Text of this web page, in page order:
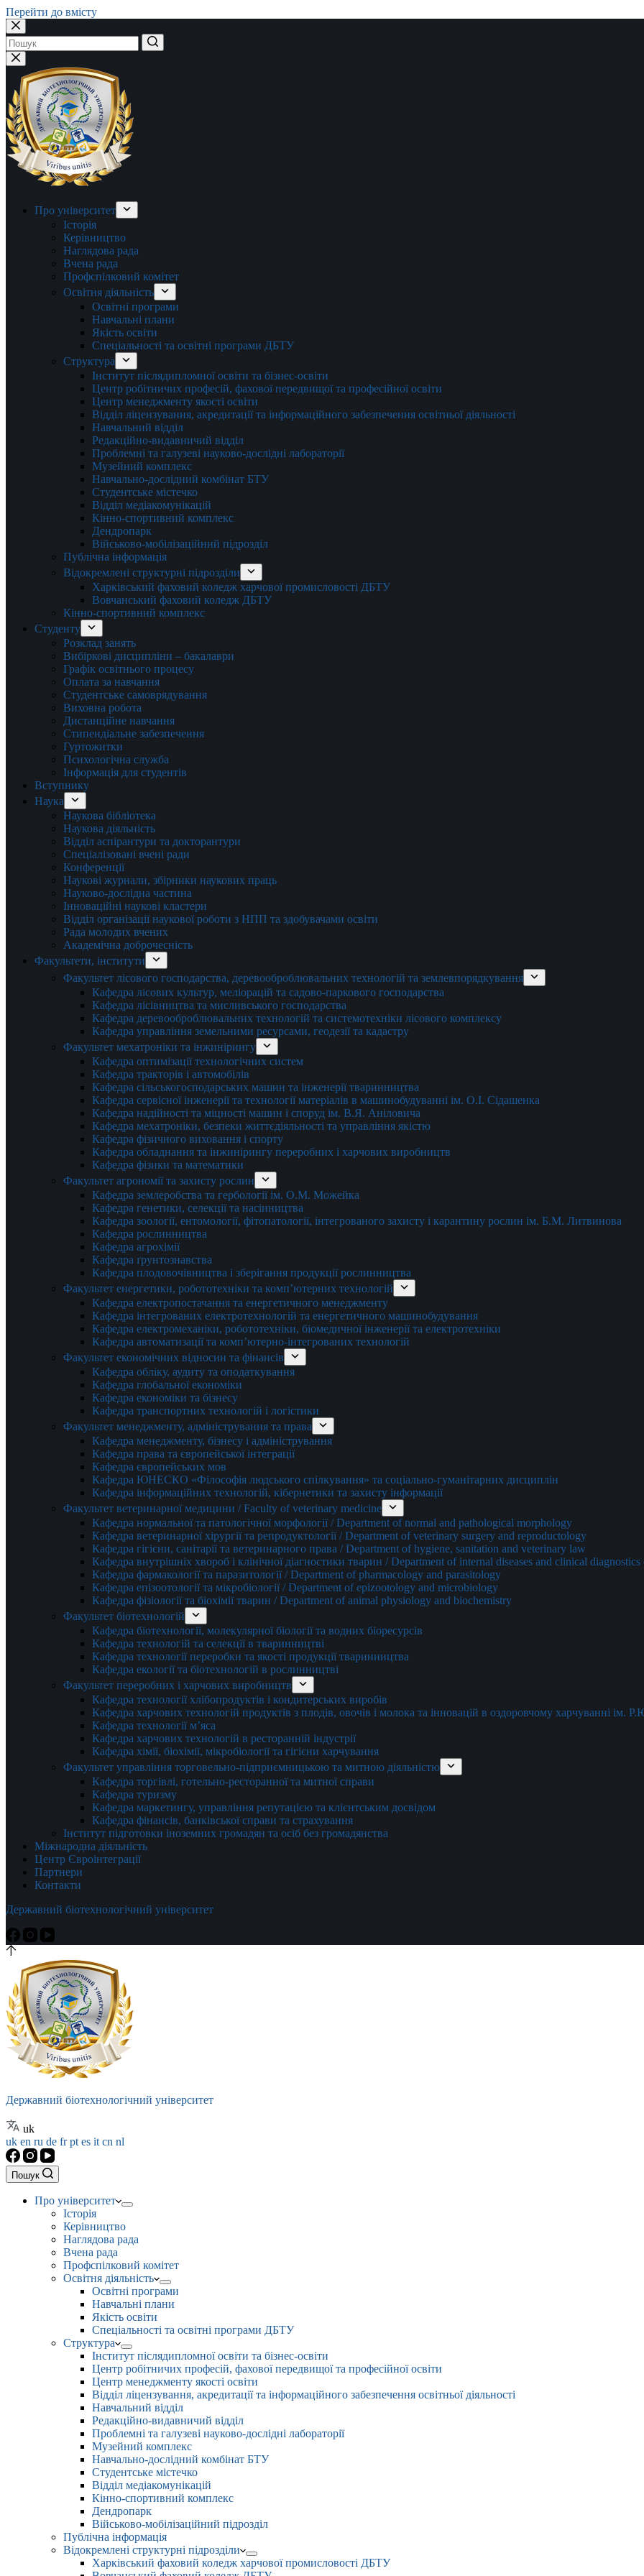
Перейти до вмісту
Немає
результатів
Про університет
Історія
Керівництво
Наглядова рада
Вчена рада
Профспілковий комітет
Освітня діяльність
Освітні програми
Навчальні плани
Якість освіти
Спеціальності та освітні програми ДБТУ
Структура
Інститут післядипломної освіти та бізнес-освіти
Центр робітничих професій, фахової передвищої та професійної освіти
Центр менеджменту якості освіти
Відділ ліцензування, акредитації та інформаційного забезпечення освітньої діяльності
Навчальний відділ
Редакційно-видавничий відділ
Проблемні та галузеві науково-дослідні лабораторії
Музейний комплекс
Навчально-дослідний комбінат БТУ
Студентське містечко
Відділ медіакомунікацій
Кінно-спортивний комплекс
Дендропарк
Військово-мобілізаційний підрозділ
Публічна інформація
Відокремлені структурні підрозділи
Харківський фаховий коледж харчової промисловості ДБТУ
Вовчанський фаховий коледж ДБТУ
Кінно-спортивний комплекс
Студенту
Розклад занять
Вибіркові дисципліни – бакалаври
Графік освітнього процесу
Оплата за навчання
Студентське самоврядування
Виховна робота
Дистанційне навчання
Стипендіальне забезпечення
Гуртожитки
Психологічна служба
Інформація для студентів
Вступнику
Наука
Наукова бібліотека
Наукова діяльність
Відділ аспірантури та докторантури
Спеціалізовані вчені ради
Конференції
Наукові журнали, збірники наукових праць
Науково-дослідна частина
Інноваційні наукові кластери
Відділ організації наукової роботи з НПП та здобувачами освіти
Рада молодих вчених
Академічна доброчесність
Факультети, інститути
Факультет лісового господарства, деревооброблювальних технологій та землевпорядкування
Кафедра лісових культур, меліорацій та садово-паркового господарства
Кафедра лісівництва та мисливського господарства
Кафедра деревооброблювальних технологій та системотехніки лісового комплексу
Кафедра управління земельними ресурсами, геодезії та кадастру
Факультет мехатроніки та інжинірингу
Кафедра оптимізації технологічних систем
Кафедра тракторів і автомобілів
Кафедра сільськогосподарських машин та інженерії тваринництва
Кафедра cервісної інженерії та технології матеріалів в машинобудуванні ім. О.І. Сідашенка
Кафедра надійності та міцності машин і споруд ім. В.Я. Аніловича
Кафедра мехатроніки, безпеки життєдіяльності та управління якістю
Кафедра фізичного виховання і спорту
Кафедра обладнання та інжинірингу переробних і харчових виробництв
Кафедра фізики та математики
Факультет агрономії та захисту рослин
Кафедра землеробства та гербології ім. О.М. Можейка
Кафедра генетики, селекції та насінництва
Кафедра зоології, ентомології, фітопатології, інтегрованого захисту і карантину рослин ім. Б.М. Литвинова
Кафедра рослинництва
Кафедра агрохімії
Кафедра ґрунтознавства
Кафедра плодовочівництва і зберігання продукції рослинництва
Факультет енергетики, робототехніки та комп’ютерних технологій
Кафедра електропостачання та енергетичного менеджменту
Кафедра інтегрованих електротехнологій та енергетичного машинобудування
Кафедра електромеханіки, робототехніки, біомедичної інженерії та електротехніки
Кафедра автоматизації та комп’ютерно-інтегрованих технологій
Факультет економічних відносин та фінансів
Кафедра обліку, аудиту та оподаткування
Кафедра глобальної економіки
Кафедра економіки та бізнесу
Кафедра транспортних технологій і логістики
Факультет менеджменту, адміністрування та права
Кафедра менеджменту, бізнесу і адміністрування
Кафедра права та європейської інтеграції
Кафедра європейських мов
Кафедра ЮНЕСКО «Філософія людського спілкування» та соціально-гуманітарних дисциплін
Кафедра інформаційних технологій, кібернетики та захисту інформації
Факультет ветеринарної медицини / Faculty of veterinary medicine
Кафедра нормальної та патологічної морфології / Department of normal and pathological morphology
Кафедра ветеринарної хірургії та репродуктології / Department of veterinary surgery and reproductology
Кафедра гігієни, санітарії та ветеринарного права / Department of hygiene, sanitation and veterinary law
Кафедра внутрішніх хвороб і клінічної діагностики тварин / Department of internal diseases and clinical
Кафедра фармакології та паразитології / Department of pharmacology and parasitology
Кафедра епізоотології та мікробіології / Department of epizootology and microbiology
Кафедра фізіології та біохімії тварин / Department of animal physiology and biochemistry
Факультет біотехнологій
Кафедра біотехнології, молекулярної біології та водних біоресурсів
Кафедра технологій та селекції в тваринництві
Кафедра технології переробки та якості продукції тваринництва
Кафедра екології та біотехнологій в рослинництві
Факультет переробних і харчових виробництв
Кафедра технології хлібопродуктів і кондитерських виробів
Кафедра харчових технологій продуктів з плодів, овочів і молока та інновацій в оздоровчому харчуванні ім.
Кафедра технології м’яса
Кафедра харчових технологій в ресторанній індустрії
Кафедра хімії, біохімії, мікробіології та гігієни харчування
Факультет управління торговельно-підприємницькою та митною діяльністю
Кафедра торгівлі, готельно-ресторанної та митної справи
Кафедра туризму
Кафедра маркетингу, управління репутацією та клієнтським досвідом
Кафедра фінансів, банківської справи та страхування
Інститут підготовки іноземних громадян та осіб без громадянства
Міжнародна діяльність
Центр Євроінтеграції
Партнери
Контакти
Державний біотехнологічний університет
Державний біотехнологічний університет
uk
uk en ru de frpt es it cn nl
Пошук
Про університет
Історія
Керівництво
Наглядова рада
Вчена рада
Профспілковий комітет
Освітня діяльність
Освітні програми
Навчальні плани
Якість освіти
Спеціальності та освітні програми ДБТУ
Структура
Інститут післядипломної освіти та бізнес-освіти
Центр робітничих професій, фахової передвищої та професійної освіти
Центр менеджменту якості освіти
Відділ ліцензування, акредитації та інформаційного забезпечення освітньої діяльності
Навчальний відділ
Редакційно-видавничий відділ
Проблемні та галузеві науково-дослідні лабораторії
Музейний комплекс
Навчально-дослідний комбінат БТУ
Студентське містечко
Відділ медіакомунікацій
Кінно-спортивний комплекс
Дендропарк
Військово-мобілізаційний підрозділ
Публічна інформація
Відокремлені структурні підрозділи
Харківський фаховий коледж харчової промисловості ДБТУ